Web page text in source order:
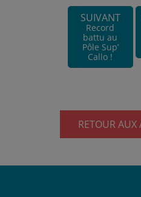
SUIVANT
Record
battu au
Pôle Sup’
Callo !
RETOUR AUX